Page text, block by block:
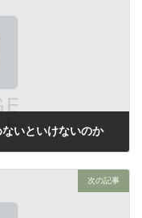
いといけないのか
次の記事